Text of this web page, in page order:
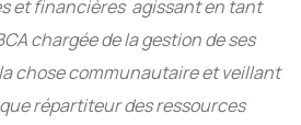
et financières agissant en tant
chargée de la gestion de ses
chose communautaire et veillant
répartiteur des ressources